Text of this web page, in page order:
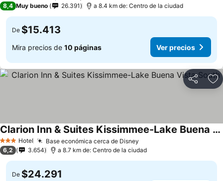
8,4 Muy bueno 26.391 a 8.4 km de: Centro de la ciudad
De $15.413
Mira precios de 10 páginas Ver precios
Compartir
3 Estrellas
Hotel Base económica cerca de Disney
Clarion Inn & Suites Kissimmee-Lake Buena Vista South
Ver precios
6,2 3.654 a 8.7 km de: Centro de la ciudad
De $24.291